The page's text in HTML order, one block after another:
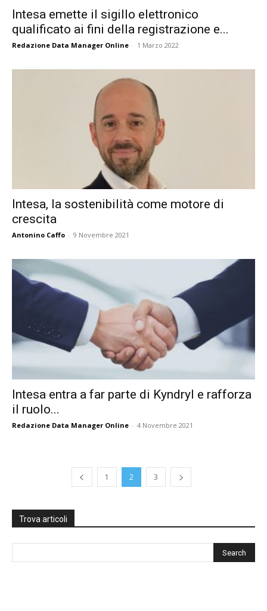
Intesa emette il sigillo elettronico
qualificato ai fini della registrazione e...
Redazione Data Manager Online - 1 Marzo 2022
Intesa, la sostenibilità come motore di
crescita
Antonino Caffo - 9 Novembre 2021
Intesa entra a far parte di Kyndryl e rafforza
il ruolo...
Redazione Data Manager Online - 4 Novembre 2021
1 2 3
Trova articoli